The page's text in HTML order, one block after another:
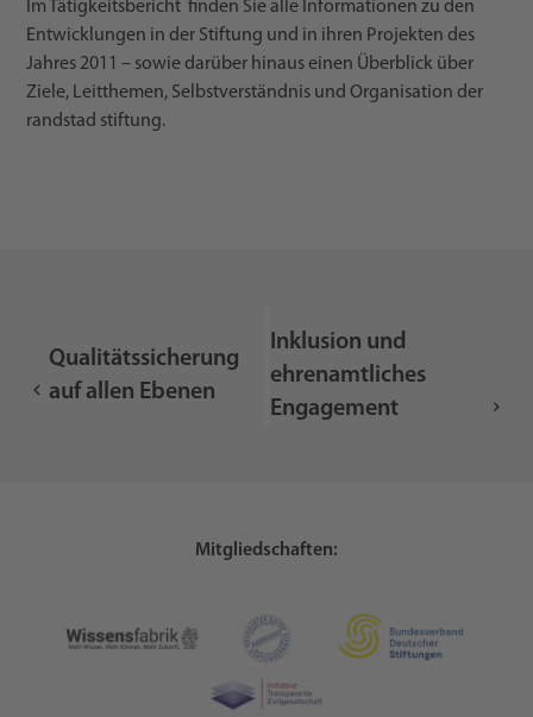
Im Tätigkeitsbericht finden Sie alle Informationen zu den
Entwicklungen in der Stiftung und in ihren Projekten des
Jahres 2011 – sowie darüber hinaus einen Überblick über
Ziele, Leitthemen, Selbstverständnis und Organisation der
randstad stiftung.
Qualitätssicherung
auf allen Ebenen
Inklusion und
ehrenamtliches
Engagement
Mitgliedschaften: